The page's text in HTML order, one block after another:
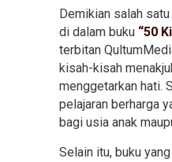
Demikian salah
di dalam buku “50
terbitan
kisah-kisah
menggetarkan hati.
pelajaran berharga
bagi usia anak
Selain itu, buku